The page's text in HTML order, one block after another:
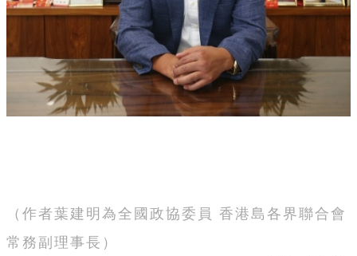
（作者葉建明為全國政協委員 香港島各界聯合會
常務副理事長）